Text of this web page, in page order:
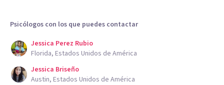
Psicólogos con los que puedes contactar
Jessica Perez Rubio
Florida, Estados Unidos de América
Jessica Briseño
Austin, Estados Unidos de América